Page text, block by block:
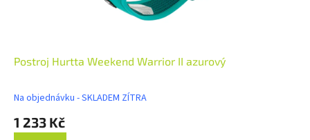
Postroj Hurtta Weekend Warrior II azurový
Na objednávku - SKLADEM ZÍTRA
1 233 Kč